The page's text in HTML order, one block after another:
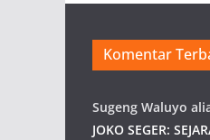
Komentar
Sugeng Waluyo
JOKO SEGER: